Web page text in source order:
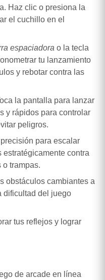
Haz clic o presiona la
el cuchillo en el
espaciadora o la tecla
tu lanzamiento
y rebotar contra las
la pantalla para lanzar
y rápidos para controlar
peligros.
para escalar
contra
o trampas.
obstáculos cambiantes a
dificultad del juego
tus reflejos y lograr
de arcade en línea